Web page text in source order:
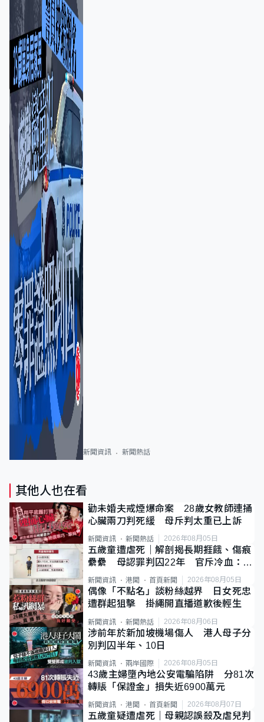
新聞資訊 新聞熱話
其他人也在看
勸未婚夫戒煙爆命案 28歲女教師連捅
心臟兩刀判死緩 母斥判太重已上訴
新聞資訊 新聞熱話 2026年08月05日
五歲童遭虐死｜解剖揭長期捱餓、傷痕
纍纍 母認罪判囚22年 官斥冷血：同
類案最惡劣
新聞資訊 港聞 首頁新聞 2026年08月05日
偶像「不點名」談粉絲越界 日女死忠
遭群起狙擊 掛繩開直播道歉後輕生
新聞資訊 新聞熱話 2026年08月06日
涉前年於新加坡機場傷人 港人母子分
別判囚半年、10日
新聞資訊 兩岸國際 2026年08月05日
43歲主婦墮內地公安電騙陷阱 分81次
轉賬「保證金」損失近6900萬元
新聞資訊 港聞 首頁新聞 2026年08月07日
五歲童疑遭虐死｜母親認誤殺及虐兒判